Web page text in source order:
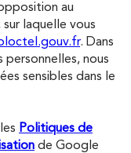
au
laquelle vous
. Dans
nous
sensibles dans le
Politiques de
de Google